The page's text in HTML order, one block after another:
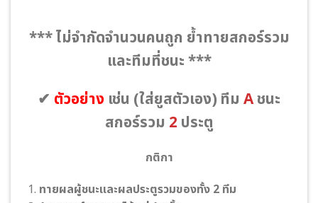
*** ไม่จำกัดจำนวนคนถูก ย้ำทายสกอร์รวม
และทีมที่ชนะ ***
✔ ตัวอย่าง เช่น (ใส่ยูสตัวเอง) ทีม Aชนะ
สกอร์รวม 2 ประตู
กติกา
1. ทายผลผู้ชนะและผลประตูรวมของทั้ง 2 ทีม